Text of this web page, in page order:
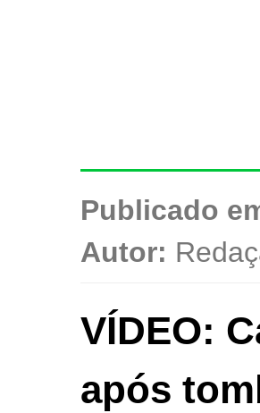
Publicado
Autor:
VÍDEO:
após